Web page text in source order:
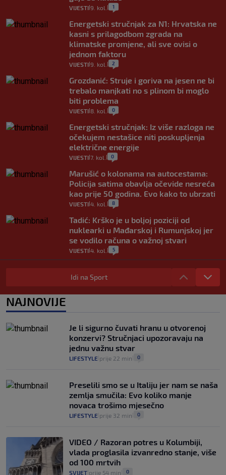
VIJESTI 9. kol. 1
Energetski stručnjak za N1: Hrvatska ne
kasni s prilagodbom zgrada na
klimatske promjene, ali sve ovisi o
jednom faktoru
VIJESTI 9. kol. 2
Grozdanić: Struje i goriva na jesen ne bi
trebalo manjkati no s plinom bi moglo
biti problema
VIJESTI 8. kol. 0
Energetski stručnjak: Iz više razloga ne
očekujem nestašice niti poskupljenja
električne energije
VIJESTI 7. kol. 0
Marušić o kolonama na autocestama:
Policija satima obavlja očevide nesreća
kao prije 50 godina. Evo kako to ubrzati
VIJESTI 4. kol. 8
Tadić: Krško je u boljoj poziciji od
nuklearki u Mađarskoj i Rumunjskoj jer
se vodilo računa o važnoj stvari
VIJESTI 4. kol. 5
Stručnjak o prometnom kolapsu u
Konavlima na granici s Crnom Gorom:
"Idućeg ljeta bit će još gore"
3
mora. Provjerili smo brodske linije i
cijene
3. kol. 2
Idi na Sport
NAJNOVIJE
Je li sigurno čuvati hranu u otvorenoj
konzervi? Stručnjaci upozoravaju na
jednu važnu stvar
LIFESTYLE prije 22 min 0
Preselili smo se u Italiju jer nam se naša
zemlja smučila: Evo koliko manje
novaca trošimo mjesečno
LIFESTYLE prije 32 min 0
VIDEO / Razoran potres u Kolumbiji,
vlada proglasila izvanredno stanje, više
od 100 mrtvih
SVIJET prije 54 min 0